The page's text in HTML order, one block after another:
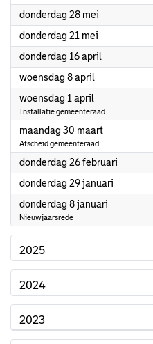
donderdag 28 mei
donderdag 21 mei
donderdag 16 april
woensdag 8 april
woensdag 1 april
Installatie gemeenteraad
maandag 30 maart2026
Afscheid gemeenteraad
donderdag 26 februari
donderdag 29 januari
donderdag 8 januari
Nieuwjaarsrede
2025
2024
2023